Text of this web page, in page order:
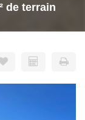
de terrain